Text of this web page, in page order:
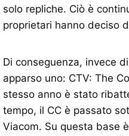
solo repliche. Ciò è
proprietari hanno deciso
Di conseguenza, invece
apparso uno: CTV: The
stesso anno è stato
tempo, il CC è passato
Viacom. Su questa base